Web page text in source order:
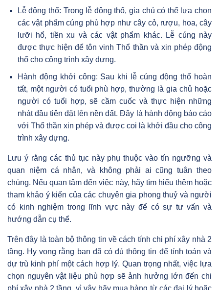
Lễ động thổ: Trong lễ động thổ, gia chủ có thể lựa chọn
các vật phẩm cúng phù hợp như cây cỏ, rượu, hoa, cây
lưỡi hổ, tiền xu và các vật phẩm khác. Lễ cúng này
được thực hiện để tôn vinh Thổ thần và xin phép động
thổ cho công trình xây dựng.
Hành động khởi công: Sau khi lễ cúng động thổ hoàn
tất, một người có tuổi phù hợp, thường là gia chủ hoặc
người có tuổi hợp, sẽ cầm cuốc và thực hiện những
nhát đầu tiên đặt lên nền đất. Đây là hành động báo cáo
với Thổ thần xin phép và được coi là khởi đầu cho công
trình xây dựng.
Lưu ý rằng các thủ tục này phụ thuộc vào tín ngưỡng và
quan niệm cá nhân, và không phải ai cũng tuân theo
chúng. Nếu quan tâm đến việc này, hãy tìm hiểu thêm hoặc
tham khảo ý kiến của các chuyên gia phong thuỷ và người
có kinh nghiệm trong lĩnh vực này để có sự tư vấn và
hướng dẫn cụ thể.
Trên đây là toàn bộ thông tin về cách tính chi phí xây nhà 2
tầng. Hy vọng rằng bạn đã có đủ thông tin để tính toán và
dự trù kinh phí một cách hợp lý. Quan trọng nhất, việc lựa
chọn nguyên vật liệu phù hợp sẽ ảnh hưởng lớn đến chi
phí xây nhà 2 tầng, vì vậy hãy mua hàng từ các đại lý hoặc